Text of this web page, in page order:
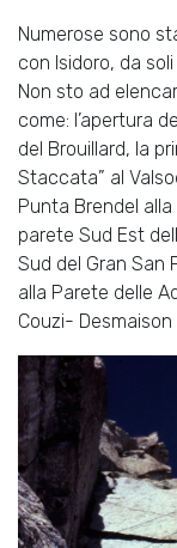
Numerose sono
con Isidoro, da
Non sto ad
come: l’apertura
del Brouillard, la
Staccata” al
Punta Brendel
parete Sud Est
Sud del Gran San
alla Parete delle
Couzi- Desmaison